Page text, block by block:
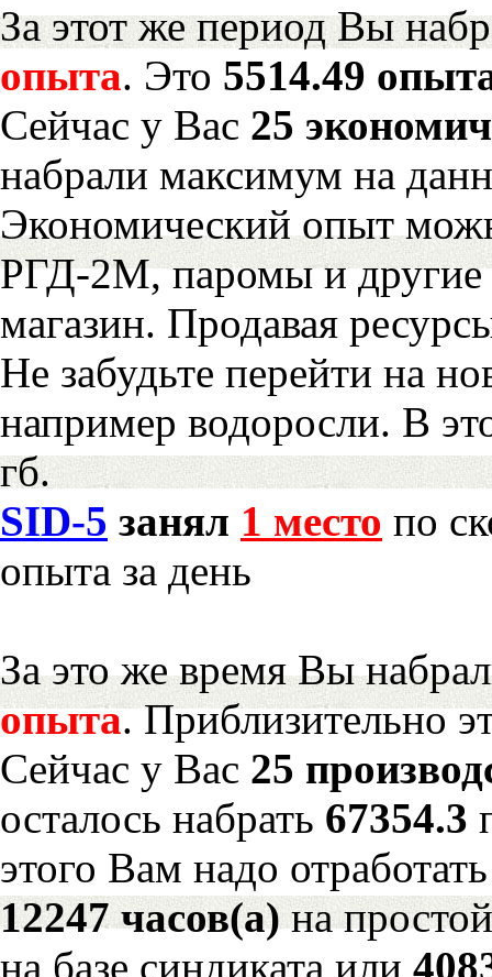
За этот же период Вы
опыта. Это 5514.49
Сейчас у Вас 25
набрали максимум на
Экономический опыт
РГД-2М, паромы и другие
магазин. Продавая
Не забудьте перейти на
например водоросли. В
гб.
SID-5 занял 1 место по
опыта за день
За это же время Вы
опыта. Приблизительно
Сейчас у Вас 25
осталось набрать 67354.3
этого Вам надо отработать
12247 часов(а)на
на базе синдиката или